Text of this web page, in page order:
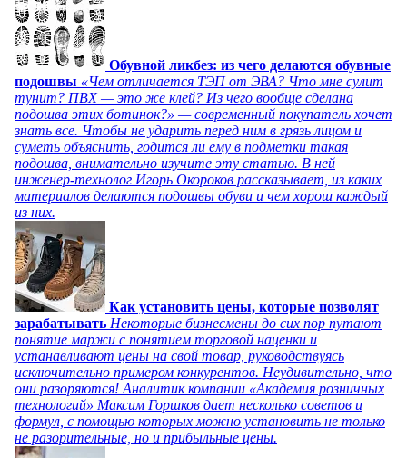
Обувной ликбез: из чего делаются обувные
подошвы «Чем отличается ТЭП от ЭВА? Что мне сулит
тунит? ПВХ — это же клей? Из чего вообще сделана
подошва этих ботинок?» — современный покупатель хочет
знать все. Чтобы не ударить перед ним в грязь лицом и
суметь объяснить, годится ли ему в подметки такая
подошва, внимательно изучите эту статью. В ней
инженер-технолог Игорь Окороков рассказывает, из каких
материалов делаются подошвы обуви и чем хорош каждый
из них.
Как установить цены, которые позволят
зарабатывать Некоторые бизнесмены до сих пор путают
понятие маржи с понятием торговой наценки и
устанавливают цены на свой товар, руководствуясь
исключительно примером конкурентов. Неудивительно, что
они разоряются! Аналитик компании «Академия розничных
технологий» Максим Горшков дает несколько советов и
формул, с помощью которых можно установить не только
не разорительные, но и прибыльные цены.